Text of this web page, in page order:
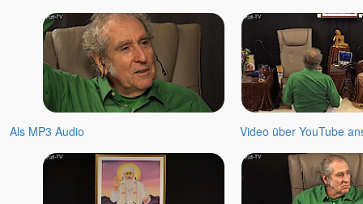
Als MP3 Audio Video über YouTube